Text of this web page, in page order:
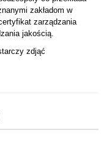
zakładom w
zarządzania
jakością.
zdjąć